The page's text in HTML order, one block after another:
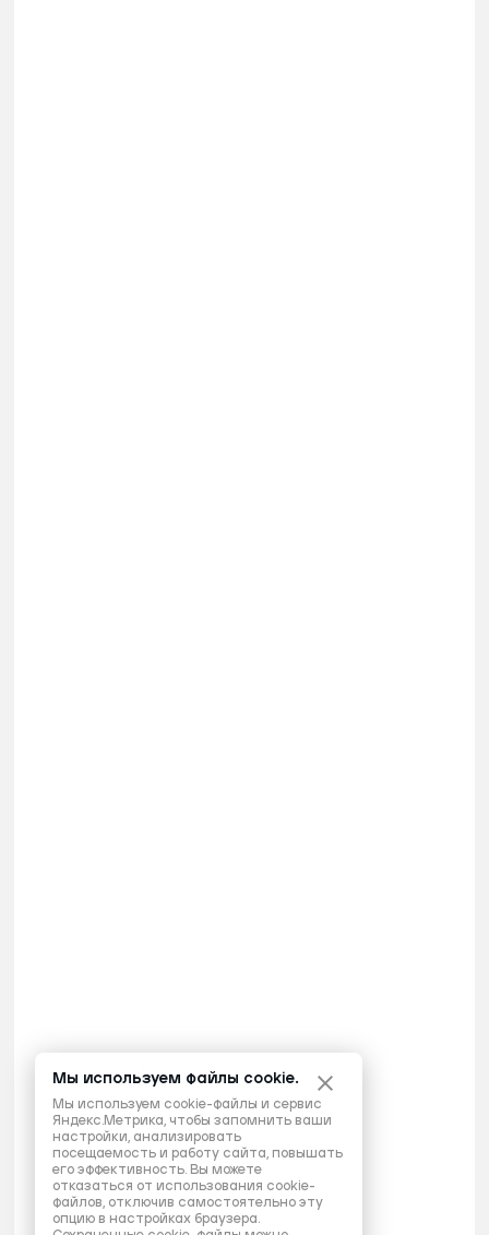
Мы используем файлы cookie.
Мы используем cookie-файлы и сервис
Яндекс.Метрика, чтобы запомнить ваши
настройки, анализировать
посещаемость и работу сайта, повышать
его эффективность. Вы можете
отказаться от использования cookie-
файлов, отключив самостоятельно эту
опцию в настройках браузера.